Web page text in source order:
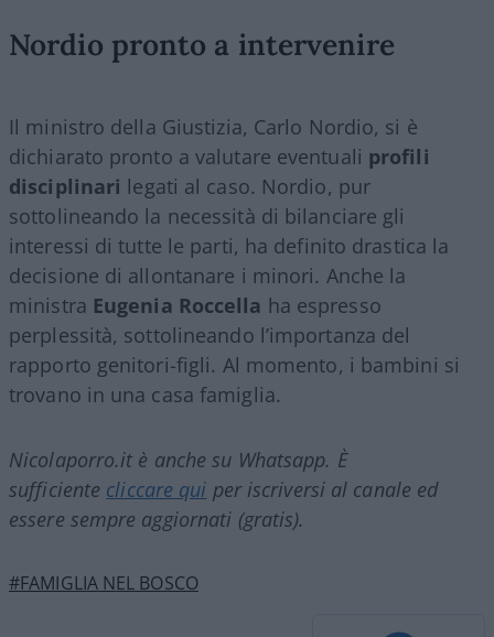
Nordio pronto a intervenire
Il ministro della Giustizia, Carlo Nordio, si è
dichiarato pronto a valutare eventuali profili
disciplinari legati al caso. Nordio, pur
sottolineando la necessità di bilanciare gli
interessi di tutte le parti, ha definito drastica la
decisione di allontanare i minori. Anche la
ministra Eugenia Roccella ha espresso
perplessità, sottolineando l’importanza del
rapporto genitori-figli. Al momento, i bambini si
trovano in una casa famiglia.
Nicolaporro.it è anche su Whatsapp. È
sufficiente cliccare qui per iscriversi al canale ed
essere sempre aggiornati (gratis).
#FAMIGLIA NEL BOSCO